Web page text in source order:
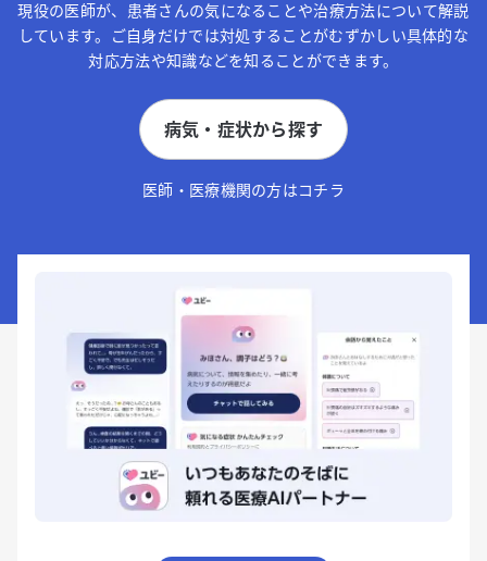
現役の医師が、患者さんの気になることや治療方法について解説
しています。ご自身だけでは対処することがむずかしい具体的な
対応方法や知識などを知ることができます。
病気・症状から探す
医師・医療機関の方はコチラ